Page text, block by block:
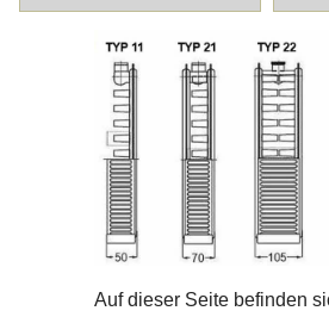
Auf dieser Seite befinden